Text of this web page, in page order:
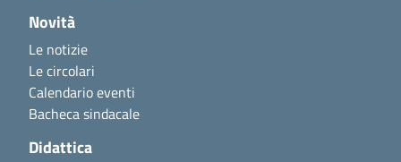
Novità
Le notizie
Le circolari
Calendario eventi
Bacheca sindacale
Didattica